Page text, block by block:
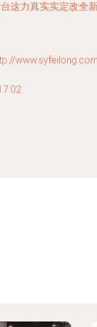
这力真实实定改全